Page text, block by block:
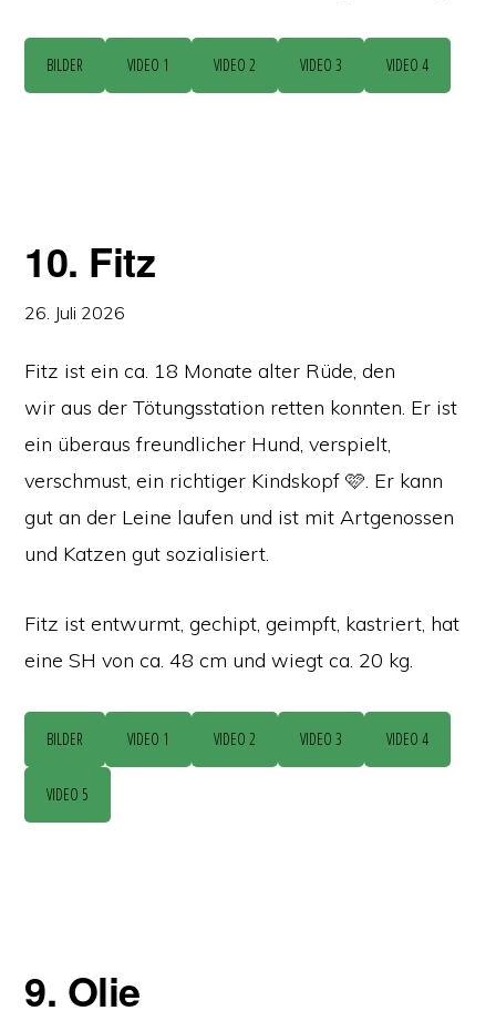
BILDER VIDEO 1 VIDEO 2 VIDEO 3 VIDEO 4
10. Fitz
26. Juli 2026
Fitz ist ein ca. 18 Monate alter Rüde, den
wir aus der Tötungsstation retten konnten. Er ist
ein überaus freundlicher Hund, verspielt,
verschmust, ein richtiger Kindskopf 🩷. Er kann
gut an der Leine laufen und ist mit Artgenossen
und Katzen gut sozialisiert.
Fitz ist entwurmt, gechipt, geimpft, kastriert, hat
eine SH von ca. 48 cm und wiegt ca. 20 kg.
BILDER VIDEO 1 VIDEO 2 VIDEO 3 VIDEO 4
VIDEO 5
9. Olie